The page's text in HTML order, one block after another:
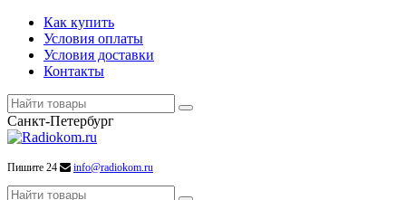
Как купить
Условия оплаты
Условия доставки
Контакты
Санкт-Петербург
Пишите 24 info@radiokom.ru